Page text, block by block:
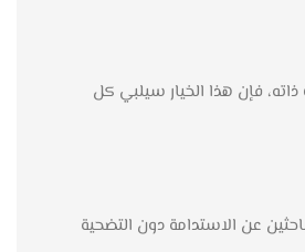
فإن هذا الخيار سيلبي كل
عن الاستدامة دون التضحية